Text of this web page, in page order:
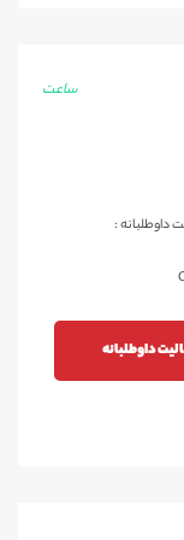
1404}
بازی
داوطلبین
ساعت
داوطلبانه :
داوطلبانه